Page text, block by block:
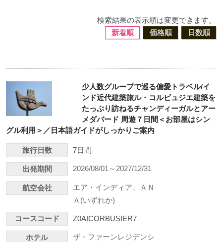
検索結果の表示順は変更できます。
新着順
価格順 日数順
少人数グループで巡る偏愛トラベル/イ
ンド近代建築旅ル・コルビュジエ建築を
たっぷり訪ねるチャンディーガルとアー
メダバード 周遊７日間＜お部屋はシン
グル利用＞／日本語ガイドがしっかりご案内
旅行日数 7日間
出発期間 2026/08/01～2027/12/31
航空会社
エア・インディア、ＡＮ
Ａ(いずれか)
コースコード Z0AICORBUSIER7
ホテル
ザ・ファーンレジデンシ